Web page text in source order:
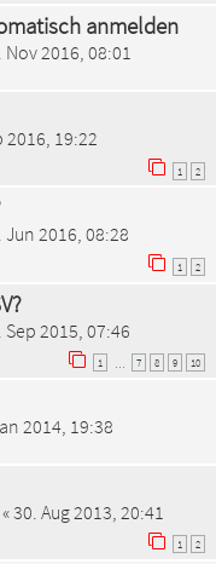
anmelden
Nov 2016, 08:01
2016, 19:22
1 2
Jun 2016, 08:28
1 2
Sep 2015, 07:46
1 7 8 9 10
2014, 19:38
«30. Aug 2013, 20:41
1 2